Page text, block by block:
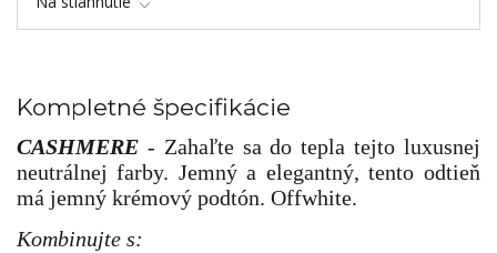
Kompletné špecifikácie
CASHMERE - Zahaľte sa do tepla tejto luxusnej
neutrálnej farby. Jemný a elegantný, tento odtieň
má jemný krémový podtón. Offwhite.
Kombinujte s: